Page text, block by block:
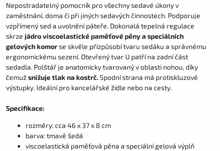
Nepostradatelný pomocník pro všechny sedavé úkony v
zaměstnání, doma či při jiných sedavých činnostech. Podporuje
vzpřímený sed a uvolnění páteře. Dokonalá tepelná regulace
skrze jádro viscoelastické paměťové pěny a speciálních
gelových komorse skvěle přizpůsobí tvaru sedáku a správnému
ergonomickému sezení. Otevřený tvar U patří na zadní část
sedadla. Polštář je anatomicky tvarovaný v oblasti nohou, díky
čemužsnižuje tlak na kostrč.Spodní strana má protiskluzové
výstupky. Ideální pro kancelářské židle nebo na cesty.
Specifikace:
rozměry: cca 46 x 37 x 8 cm
barva: tmavě šedá
viscoelastická paměťová pěna a speciální gelová výplň